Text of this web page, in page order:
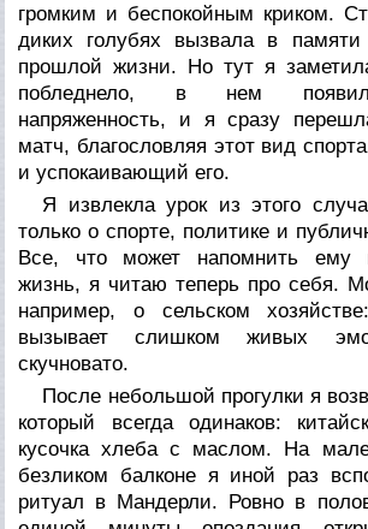
громким и беспокойным криком.
диких голубях вызвала в
прошлой жизни. Но тут я
побледнело, в нем
напряженность, и я сразу
матч, благословляя этот вид
и успокаивающий его.
Я извлекла урок из этого
только о спорте, политике и
Все, что может напомнить ему
жизнь, я читаю теперь про себя.
например, о сельском
вызывает слишком живых
скучновато.
После небольшой прогулки я
который всегда одинаков:
кусочка хлеба с маслом. На
безликом балконе я иной раз
ритуал в Мандерли. Ровно в